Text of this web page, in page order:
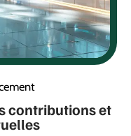
contributions et